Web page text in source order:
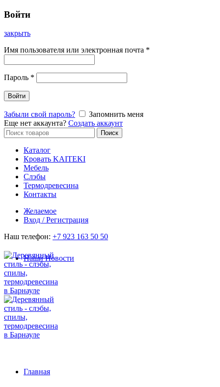
Войти
закрыть
Имя пользователя или электронная почта *
Пароль *
Войти
Забыли свой пароль?
Запомнить меня
Еще нет аккаунта? Создать аккаунт
Искать:
Поиск
Каталог
Кровать KAITEKI
Мебель
Слэбы
Термодревесина
Контакты
Желаемое
Вход / Регистрация
Наш телефон: +7 923 163 50 50
Наши Новости
Главная